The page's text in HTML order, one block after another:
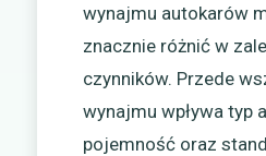
wynajmu autokarów
znacznie różnić w
czynników. Przede
wynajmu wpływa typ
pojemność oraz